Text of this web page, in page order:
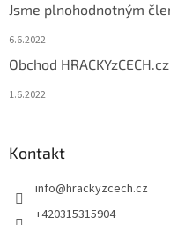
Jsme plnohodnotným
6.6.2022
Obchod
1.6.2022
Kontakt
info@hrackyzcech.cz
+420315315904